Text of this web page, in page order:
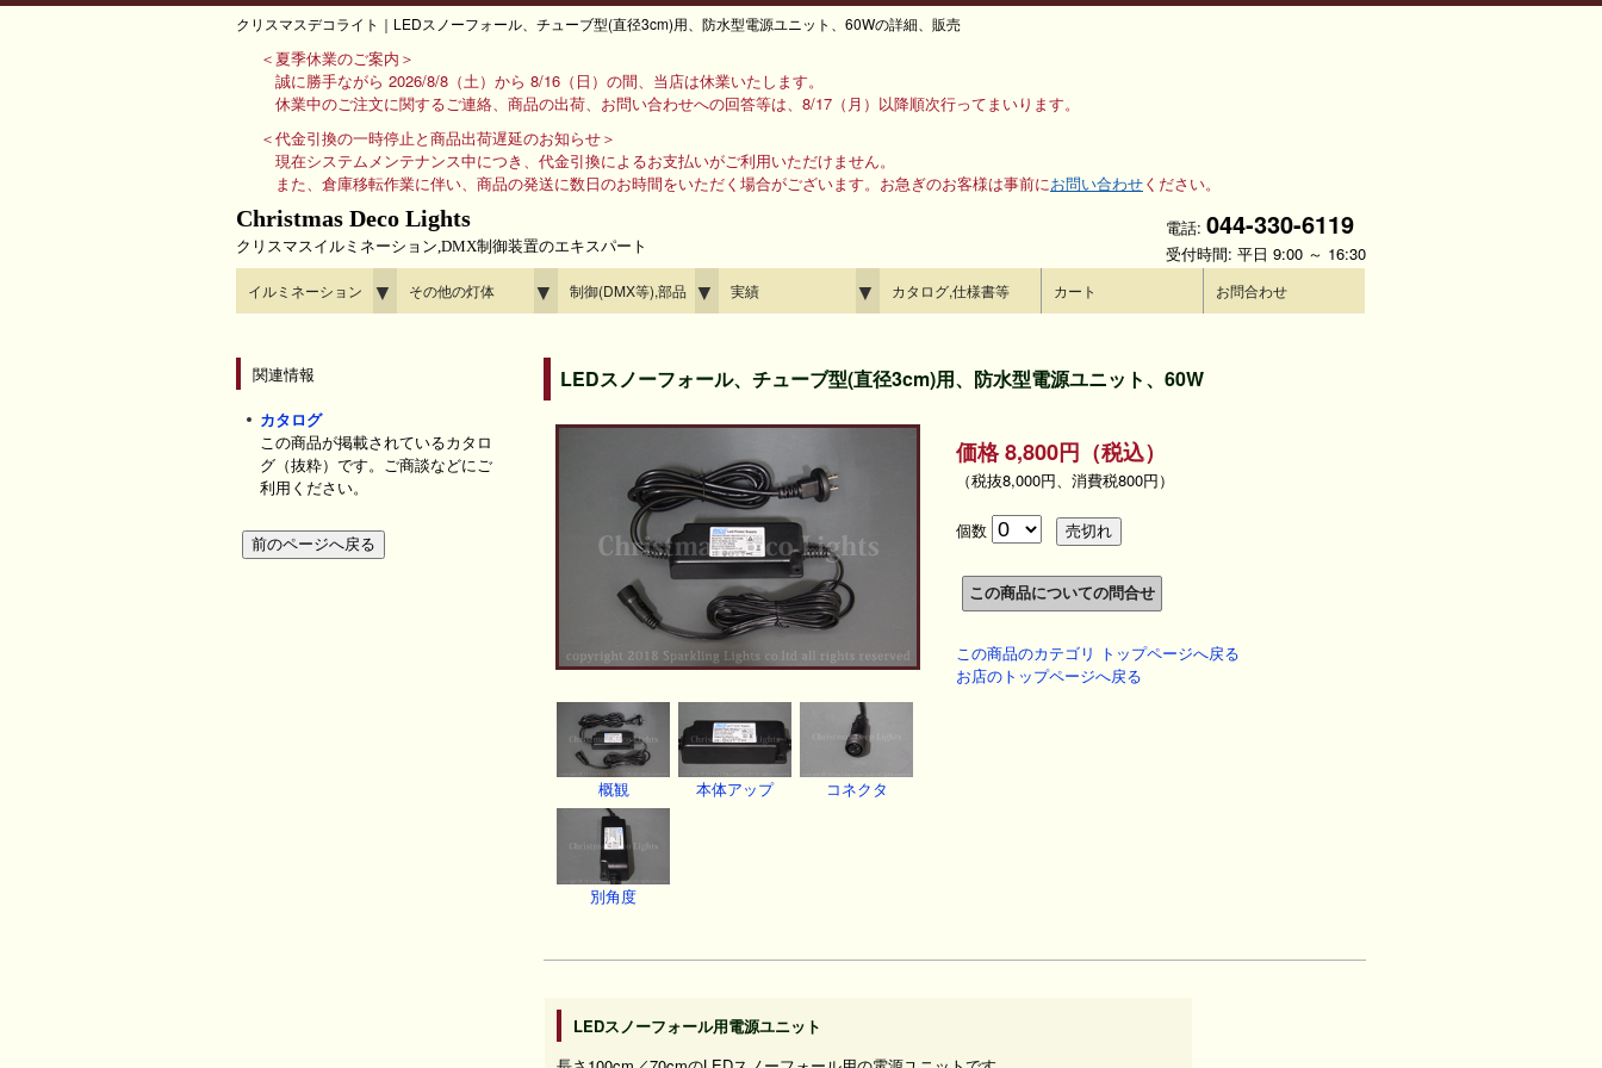
クリスマスデコライト｜LEDスノーフォール、チューブ型(直径3cm)用、防水型電源ユニット、60Wの詳細、販売
＜夏季休業のご案内＞
誠に勝手ながら 2026/8/8（土）から 8/16（日）の間、当店は休業いたします。
休業中のご注文に関するご連絡、商品の出荷、お問い合わせへの回答等は、8/17（月）以降順次行ってまいります。
＜代金引換の一時停止と商品出荷遅延のお知らせ＞
現在システムメンテナンス中につき、代金引換によるお支払いがご利用いただけません。
また、倉庫移転作業に伴い、商品の発送に数日のお時間をいただく場合がございます。お急ぎのお客様は事前にお問い合わせください。
Christmas Deco Lights
クリスマスイルミネーション,DMX制御装置のエキスパート
電話: 044-330-6119
受付時間: 平日 9:00 ～ 16:30
イルミネーション ▼ その他の灯体 ▼ 制御(DMX等),部品 ▼ 実績 ▼ カタログ,仕様書等 カート お問合わせ
LEDスノーフォール、チューブ型(直径3cm)用、防水型電源ユニット、60W
概観 本体アップ コネクタ
別角度
価格 8,800円（税込）
（税抜8,000円、消費税800円）
個数
この商品のカテゴリ トップページへ戻る
お店のトップページへ戻る
LEDスノーフォール用電源ユニット
関連情報
カタログ
この商品が掲載されているカタロ
グ（抜粋）です。ご商談などにご
利用ください。